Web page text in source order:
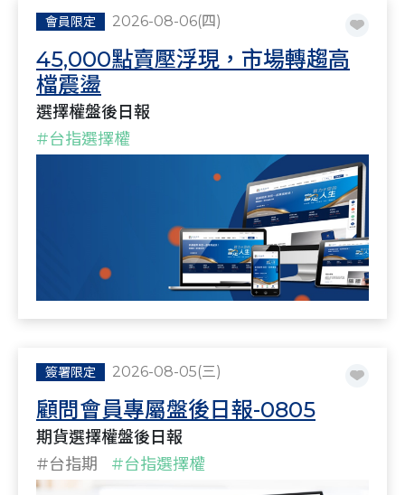
會員限定 2026-08-06(四)
45,000點賣壓浮現，市場轉趨高
檔震盪
選擇權盤後日報
#台指選擇權
簽署限定 2026-08-05(三)
顧問會員專屬盤後日報-0805
期貨選擇權盤後日報
#台指期
#台指選擇權